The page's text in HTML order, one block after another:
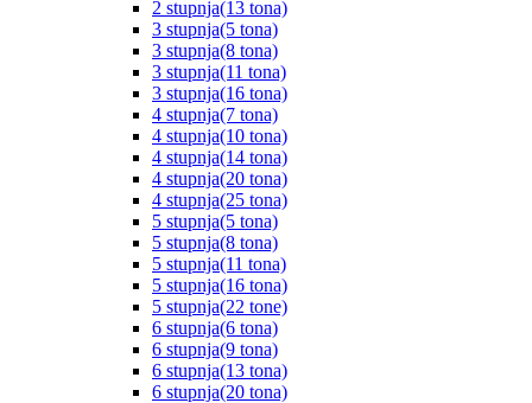
2 stupnja(13 tona)
3 stupnja(5 tona)
3 stupnja(8 tona)
3 stupnja(11 tona)
3 stupnja(16 tona)
4 stupnja(7 tona)
4 stupnja(10 tona)
4 stupnja(14 tona)
4 stupnja(20 tona)
4 stupnja(25 tona)
5 stupnja(5 tona)
5 stupnja(8 tona)
5 stupnja(11 tona)
5 stupnja(16 tona)
5 stupnja(22 tone)
6 stupnja(6 tona)
6 stupnja(9 tona)
6 stupnja(13 tona)
6 stupnja(20 tona)